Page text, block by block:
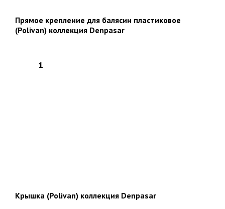
Прямое крепление для балясин пластиковое
(Polivan) коллекция Denpasar
Крышка (Polivan) коллекция Denpasar